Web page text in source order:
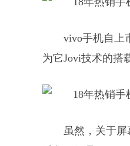
vivo手机自上
为它Jovi技术的搭
虽然，关于